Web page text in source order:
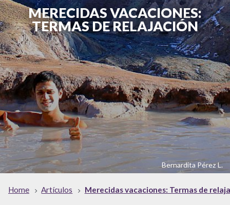
MERECIDAS VACACIONES:
TERMAS DE RELAJACIÓN
Bernardita Pérez L.
Home Artículos Merecidas vacaciones: Termas de